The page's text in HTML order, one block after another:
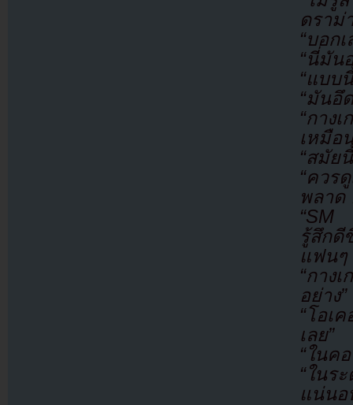
ดราม่
“บอก
“นี่มัน
“แบบ
“มันอึ
“กาง
เหมือ
“สมัย
“ควร
พลาด
“SM
รู้สึก
แฟนๆ
“กาง
อย่าง”
“โอเ
เลย”
“ในค
“ในร
แน่นอ